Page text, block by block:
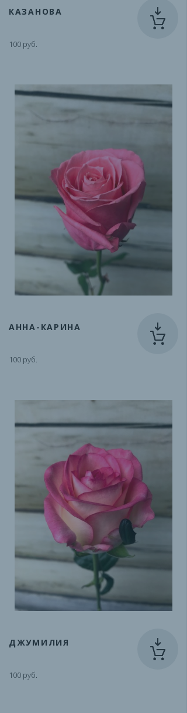
КАЗАНОВА
100 руб.
АННА-КАРИНА
100 руб.
ДЖУМИЛИЯ
100 руб.